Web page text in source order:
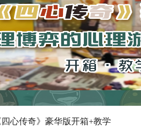
心传奇》豪华版开箱+教学